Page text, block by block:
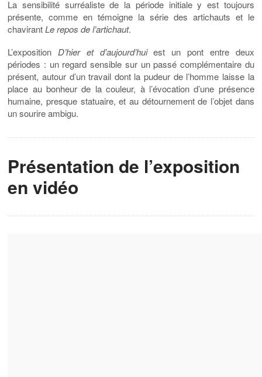
La sensibilité surréaliste de la période initiale y est toujours
présente, comme en témoigne la série des artichauts et le
chavirantLe repos de l’artichaut.
L’exposition D’hier et d’aujourd’huiest un pont entre deux
périodes : un regard sensible sur un passé complémentaire du
présent, autour d’un travail dont la pudeur de l’homme laisse la
place au bonheur de la couleur, à l’évocation d’une présence
humaine, presque statuaire, et au détournement de l’objet dans
un sourire ambigu.
Présentation de l’exposition
en vidéo